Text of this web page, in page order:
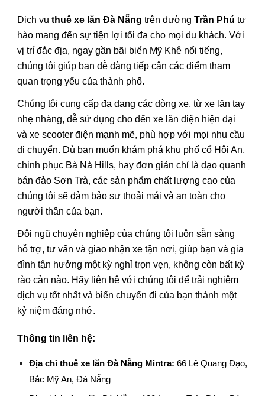
Dịch vụthuê xe lăn Đà Nẵng trên đườngTrần Phú tự
hào mang đến sự tiện lợi tối đa cho mọi du khách. Với
vị trí đắc địa, ngay gần bãi biển Mỹ Khê nổi tiếng,
chúng tôi giúp bạn dễ dàng tiếp cận các điểm tham
quan trọng yếu của thành phố.
Chúng tôi cung cấp đa dạng các dòng xe, từ xe lăn tay
nhẹ nhàng, dễ sử dụng cho đến xe lăn điện hiện đại
và xe scooter điện mạnh mẽ, phù hợp với mọi nhu cầu
di chuyển. Dù bạn muốn khám phá khu phố cổ Hội An,
chinh phục Bà Nà Hills, hay đơn giản chỉ là dạo quanh
bán đảo Sơn Trà, các sản phẩm chất lượng cao của
chúng tôi sẽ đảm bảo sự thoải mái và an toàn cho
người thân của bạn.
Đội ngũ chuyên nghiệp của chúng tôi luôn sẵn sàng
hỗ trợ, tư vấn và giao nhận xe tận nơi, giúp bạn và gia
đình tận hưởng một kỳ nghỉ trọn vẹn, không còn bất kỳ
rào cản nào. Hãy liên hệ với chúng tôi để trải nghiệm
dịch vụ tốt nhất và biến chuyến đi của bạn thành một
kỷ niệm đáng nhớ.
Thông tin liên hệ:
Địa chỉthuê xe lăn Đà Nẵng Mintra: 66 Lê Quang Đạo,
Bắc Mỹ An, Đà Nẵng